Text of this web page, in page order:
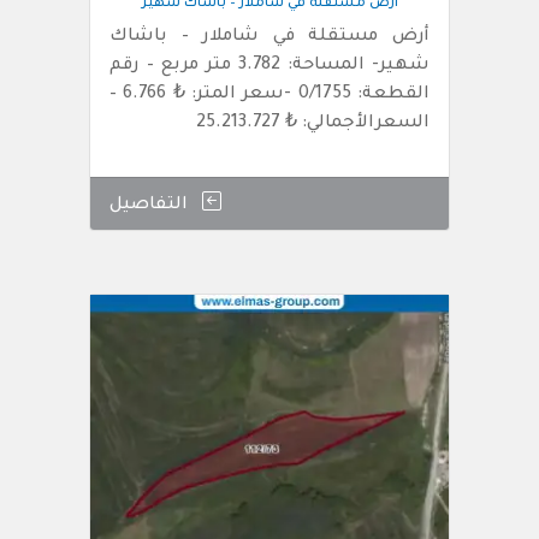
أرض مستقلة في شاملار – باشاك شهير
أرض مستقلة في شاملار – باشاك
شهير- المساحة: 3.782 متر مربع – رقم
القطعة: 0/1755 -سعر المتر: ₺ 6.766 –
السعرالأجمالي: ₺ 25.213.727
التفاصيل